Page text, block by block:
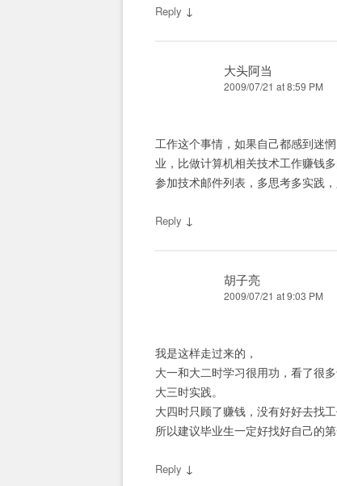
Reply ↓
大头阿当
2009/07/21 at 8:59 PM
工作这个事情，如果自己都感到迷
业，比做计算机相关技术工作赚钱
参加技术邮件列表，多思考多实践
Reply ↓
胡子亮
2009/07/21 at 9:03 PM
我是这样走过来的，
大一和大二时学习很用功，看了很多
大三时实践。
大四时只顾了赚钱，没有好好去找工
所以建议毕业生一定好找好自己的
Reply ↓